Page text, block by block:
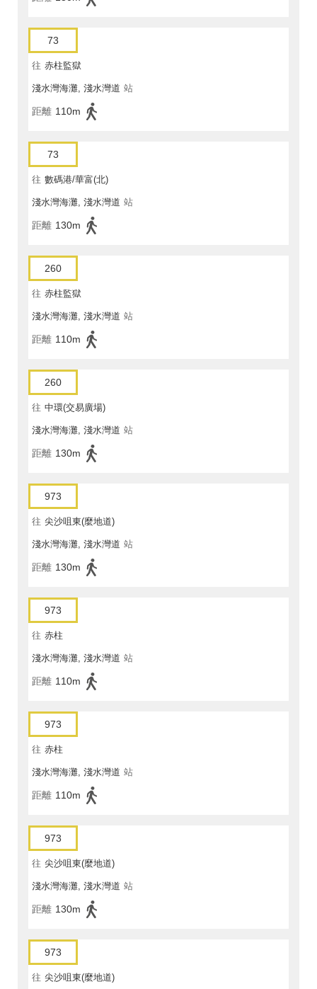
73
往 赤柱監獄
淺水灣海灘, 淺水灣道 站
距離 110m
73
往 數碼港/華富(北)
淺水灣海灘, 淺水灣道 站
距離 130m
260
往 赤柱監獄
淺水灣海灘, 淺水灣道 站
距離 110m
260
往 中環(交易廣場)
淺水灣海灘, 淺水灣道 站
距離 130m
973
往 尖沙咀東(麼地道)
淺水灣海灘, 淺水灣道 站
距離 130m
973
往 赤柱
淺水灣海灘, 淺水灣道 站
距離 110m
973
往 赤柱
淺水灣海灘, 淺水灣道 站
距離 110m
973
往 尖沙咀東(麼地道)
淺水灣海灘, 淺水灣道 站
距離 130m
973
往 尖沙咀東(麼地道)